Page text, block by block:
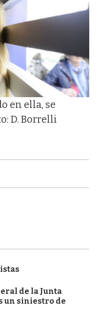
en ella, se
D. Borrelli
de la Junta
un siniestro de